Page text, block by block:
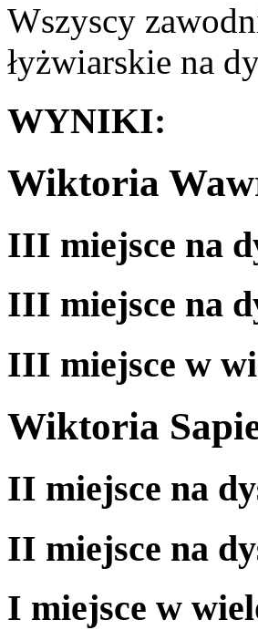
Wszyscy
łyżwiarskie na
WYNIKI:
Wiktoria
III miejsce na
III miejsce na
III miejsce w
Wiktoria
II miejsce na
II miejsce na
I miejsce w